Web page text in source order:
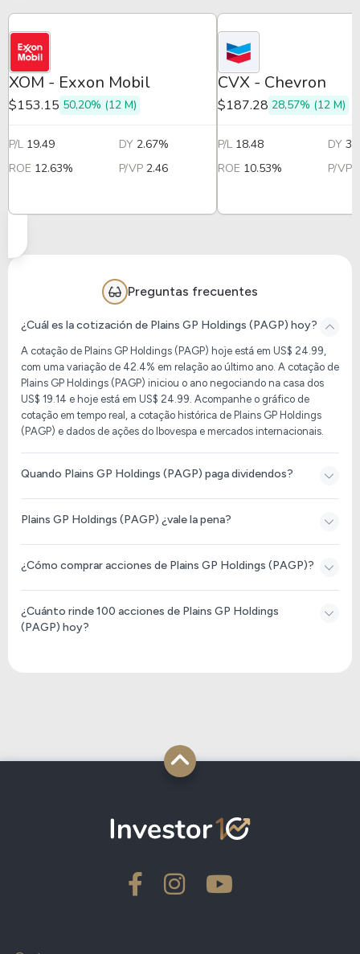
XOM - Exxon Mobil
$153.15 50,20% (12 M)
P/L 19.49 DY 2.67%
ROE 12.63% P/VP 2.46
CVX - Chevron
$187.28 28,57% (12 M)
P/L 18.48 DY
ROE 10.53% P/VP
Preguntas frecuentes
¿Cuál es la cotización de Plains GP Holdings (PAGP) hoy?
A cotação de Plains GP Holdings (PAGP) hoje está em US$ 24.99,
com uma variação de 42.4% em relação ao último ano. A cotação de
Plains GP Holdings (PAGP) iniciou o ano negociando na casa dos
US$ 19.14 e hoje está em US$ 24.99. Acompanhe o gráfico de
cotação em tempo real, a cotação histórica de Plains GP Holdings
(PAGP) e dados de ações do Ibovespa e mercados internacionais.
Quando Plains GP Holdings (PAGP) paga dividendos?
Plains GP Holdings (PAGP) ¿vale la pena?
¿Cómo comprar acciones de Plains GP Holdings (PAGP)?
¿Cuánto rinde 100 acciones de Plains GP Holdings
(PAGP) hoy?